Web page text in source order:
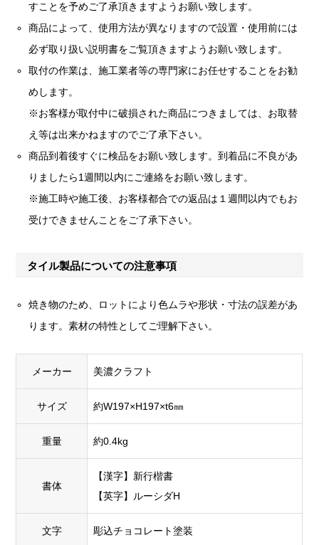
すことを予めご了承頂きますようお願い致します。
商品によって、使用方法が異なりますので設置・使用前には
必ず取り扱い説明書をご覧頂きますようお願い致します。
取付の作業は、施工業者等の専門家にお任せすることをお勧
めします。
※お客様が取付中に破損された商品につきましては、お取替
え等は出来かねますのでご了承下さい。
商品到着後すぐに検品をお願い致します。到着品に不良があ
りましたら1週間以内にご連絡をお願い致します。
※施工時や施工後、お客様都合での返品は１週間以内でもお
受けできませんことをご了承下さい。
タイル製品についての注意事項
焼き物のため、ロットにより色ムラや形状・寸法の誤差があ
ります。素材の特性としてご理解下さい。
メーカー 美濃クラフト
サイズ 約W197×H197×t6㎜
重量 約0.4kg
書体
【漢字】新行楷書
【英字】ルーシダH
文字 彫込チョコレート塗装